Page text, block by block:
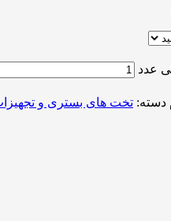
عدد
دسته: تخت های بستری و